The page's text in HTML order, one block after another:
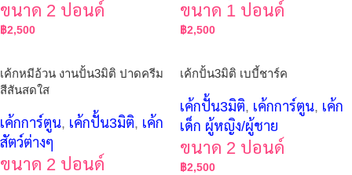
ขนาด 2 ปอนด์
฿2,500
ขนาด 1 ปอนด์
฿2,500
เค้กหมีอ้วน งานปั้น3มิติ ปาดครีม
สีสันสดใส
เค้กการ์ตูน, เค้กปั้น3มิติ, เค้ก
สัตว์ต่างๆ
ขนาด 2 ปอนด์
เค้กปั้น3มิติ เบบี้ชาร์ค
เค้กปั้น3มิติ, เค้กการ์ตูน, เค้ก
เด็ก ผู้หญิง/ผู้ชาย
ขนาด 2 ปอนด์
฿2,500